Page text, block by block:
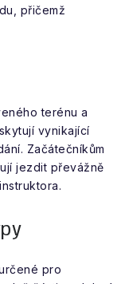
přičemž
terénu a
vynikající
Začátečníkům
jezdit převážně
pro